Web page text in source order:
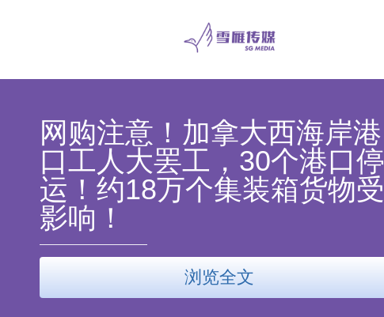
网购注意！加拿大西海岸港
口工人大罢工，30个港口停
运！约18万个集装箱货物受
影响！
浏览全文